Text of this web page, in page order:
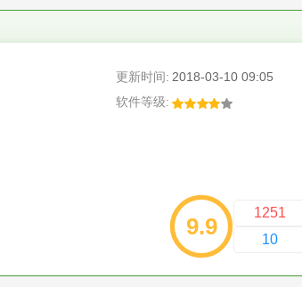
更新时间: 2018-03-10 09:05
软件等级:
9.9
1251
10